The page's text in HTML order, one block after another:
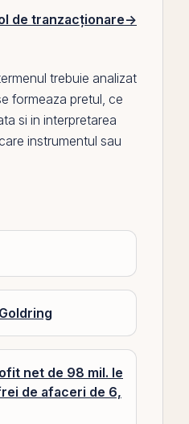
de tranzacționare→
trebuie analizat
formeaza pretul, ce
si in interpretarea
instrumentul sau
net de 98 mil. le
de afaceri de 6,